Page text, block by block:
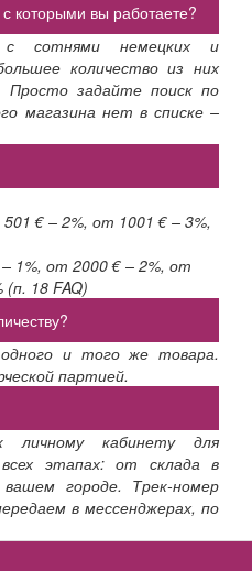
с которыми вы работаете?
сотнями немецких и
количество из них
задайте поиск по
магазина нет в списке –
€ – 2%, от 1001 € – 3%,
1%, от 2000 € – 2%, от
18 FAQ)
и того же товара.
партией.
кабинету для
этапах: от склада в
городе. Трек-номер
в мессенджерах, по